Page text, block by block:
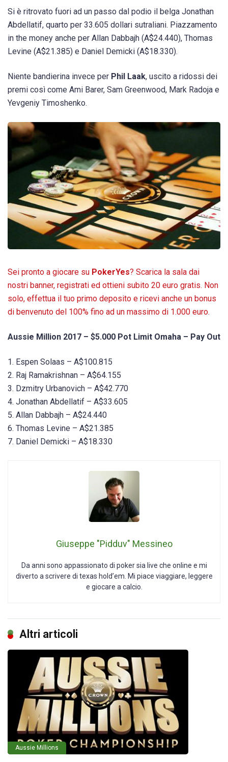
Si è ritrovato fuori ad un passo dal podio il belga Jonathan
Abdellatif, quarto per 33.605 dollari sutraliani. Piazzamento
in the money anche per Allan Dabbajh (A$24.440), Thomas
Levine (A$21.385) e Daniel Demicki (A$18.330).
Niente bandierina invece per Phil Laak, uscito a ridossi dei
premi così come Ami Barer, Sam Greenwood, Mark Radoja e
Yevgeniy Timoshenko.
Sei pronto a giocare su PokerYes? Scarica la sala dai
nostri banner, registrati ed ottieni subito 20 euro gratis. Non
solo, effettua il tuo primo deposito e ricevi anche un bonus
di benvenuto del 100% fino ad un massimo di 1.000 euro.
Aussie Million 2017 – $5.000 Pot Limit Omaha – Pay Out
1. Espen Solaas – A$100.815
2. Raj Ramakrishnan – A$64.155
3. Dzmitry Urbanovich – A$42.770
4. Jonathan Abdellatif – A$33.605
5. Allan Dabbajh – A$24.440
6. Thomas Levine – A$21.385
7. Daniel Demicki – A$18.330
Giuseppe "Pidduv" Messineo
Da anni sono appassionato di poker sia live che online e mi
diverto a scrivere di texas hold’em. Mi piace viaggiare, leggere
e giocare a calcio.
Altri articoli
Aussie Millions